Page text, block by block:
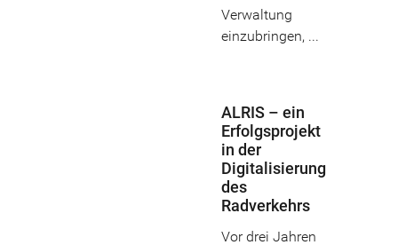
Verwaltung
einzubringen, ...
ALRIS – ein
Erfolgsprojekt
in der
Digitalisierung
des
Radverkehrs
Vor drei Jahren